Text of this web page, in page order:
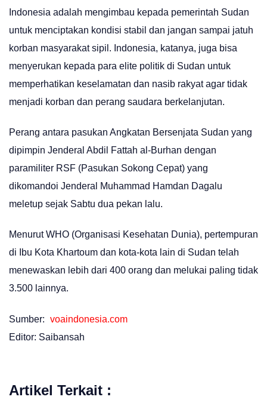
Indonesia adalah mengimbau kepada pemerintah Sudan
untuk menciptakan kondisi stabil dan jangan sampai jatuh
korban masyarakat sipil. Indonesia, katanya, juga bisa
menyerukan kepada para elite politik di Sudan untuk
memperhatikan keselamatan dan nasib rakyat agar tidak
menjadi korban dan perang saudara berkelanjutan.
Perang antara pasukan Angkatan Bersenjata Sudan yang
dipimpin Jenderal Abdil Fattah al-Burhan dengan
paramiliter RSF (Pasukan Sokong Cepat) yang
dikomandoi Jenderal Muhammad Hamdan Dagalu
meletup sejak Sabtu dua pekan lalu.
Menurut WHO (Organisasi Kesehatan Dunia), pertempuran
di Ibu Kota Khartoum dan kota-kota lain di Sudan telah
menewaskan lebih dari 400 orang dan melukai paling tidak
3.500 lainnya.
Sumber: voaindonesia.com
Editor: Saibansah
Artikel Terkait :